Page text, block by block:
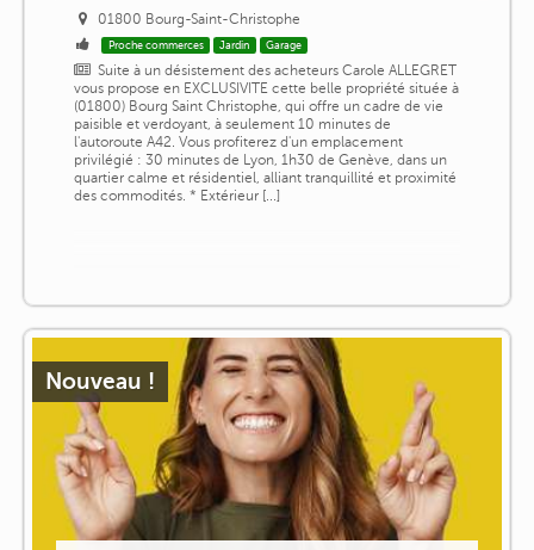
01800 Bourg-Saint-Christophe
Proche commerces Jardin Garage
Suite à un désistement des acheteurs Carole ALLEGRET
vous propose en EXCLUSIVITE cette belle propriété située à
(01800) Bourg Saint Christophe, qui offre un cadre de vie
paisible et verdoyant, à seulement 10 minutes de
l'autoroute A42. Vous profiterez d'un emplacement
privilégié : 30 minutes de Lyon, 1h30 de Genève, dans un
quartier calme et résidentiel, alliant tranquillité et proximité
des commodités. * Extérieur [...]
Nouveau !